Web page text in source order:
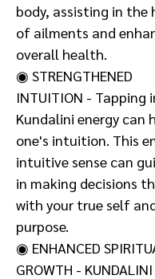
body, assisting in the
of ailments and
overall health.
◉ STRENGTHENED
INTUITION - Tapping
Kundalini energy can
one's intuition. This
intuitive sense can
in making decisions
with your true self
purpose.
◉ ENHANCED
GROWTH -